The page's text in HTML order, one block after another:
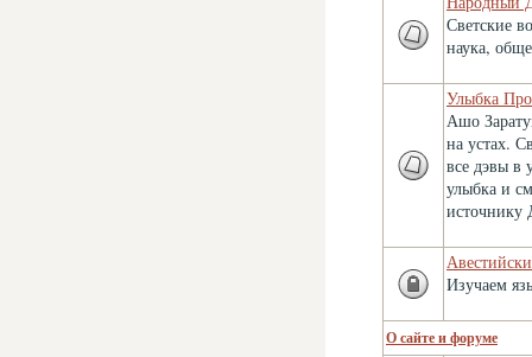
Светские
наука,
Улыбка
Ашо
на устах.
все дэвы в
улыбка и
источнику
Изучаем
О сайте и форуме